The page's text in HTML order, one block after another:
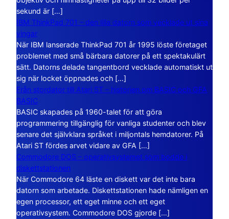
sekund är […]
IBM ThinkPad 701 – den lilla datorn som vecklade ut sina
vingar
När IBM lanserade ThinkPad 701 år 1995 löste företaget
problemet med små bärbara datorer på ett spektakulärt
sätt. Datorns delade tangentbord vecklade automatiskt ut
sig när locket öppnades och […]
Från stordator till Atari ST – historien om BASIC och GFA
BASIC
BASIC skapades på 1960-talet för att göra
programmering tillgänglig för vanliga studenter och blev
senare det självklara språket i miljontals hemdatorer. På
Atari ST fördes arvet vidare av GFA […]
Commodore DOS – operativsystemet som bodde i
diskettstationen
När Commodore 64 läste en diskett var det inte bara
datorn som arbetade. Diskettstationen hade nämligen en
egen processor, ett eget minne och ett eget
operativsystem. Commodore DOS gjorde […]